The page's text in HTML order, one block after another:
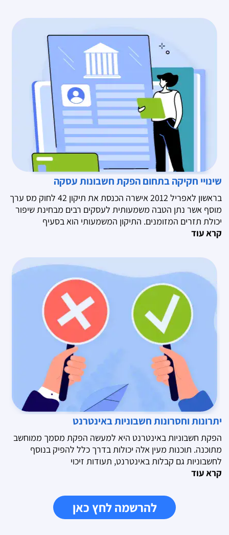
שינויי חקיקה בתחום הפקת חשבונות עסקה
בראשון לאפריל 2012 אישרה הכנסת את תיקון 42 לחוק מס ערך
מוסף אשר נתן הטבה משמעותית לעסקים רבים מבחינת שיפור
יכולת תזרים המזומנים. התיקון המשמעותי הוא בסעיף
קרא עוד
יתרונות וחסרונות חשבוניות באינטרנט
הפקת חשבוניות באינטרנט היא למעשה הפקת מסמך ממוחשב
מתוכנה. תוכנות מעין אלה יכולות בדרך כלל להפיק בנוסף
לחשבוניות גם קבלות באינטרנט, תעודות זיכוי
קרא עוד
להרשמה לחץ כאן